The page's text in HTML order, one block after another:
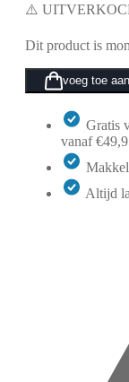
⚠️
Dit product is
voeg toe
Gratis
vanaf
Altijd